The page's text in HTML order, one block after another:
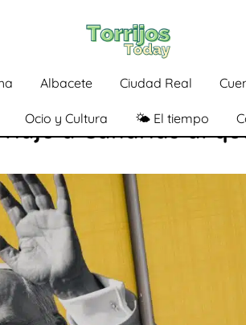
Albacete Ciudad Real
Ocio y Cultura 🌤️ El tiempo
a Canarias al